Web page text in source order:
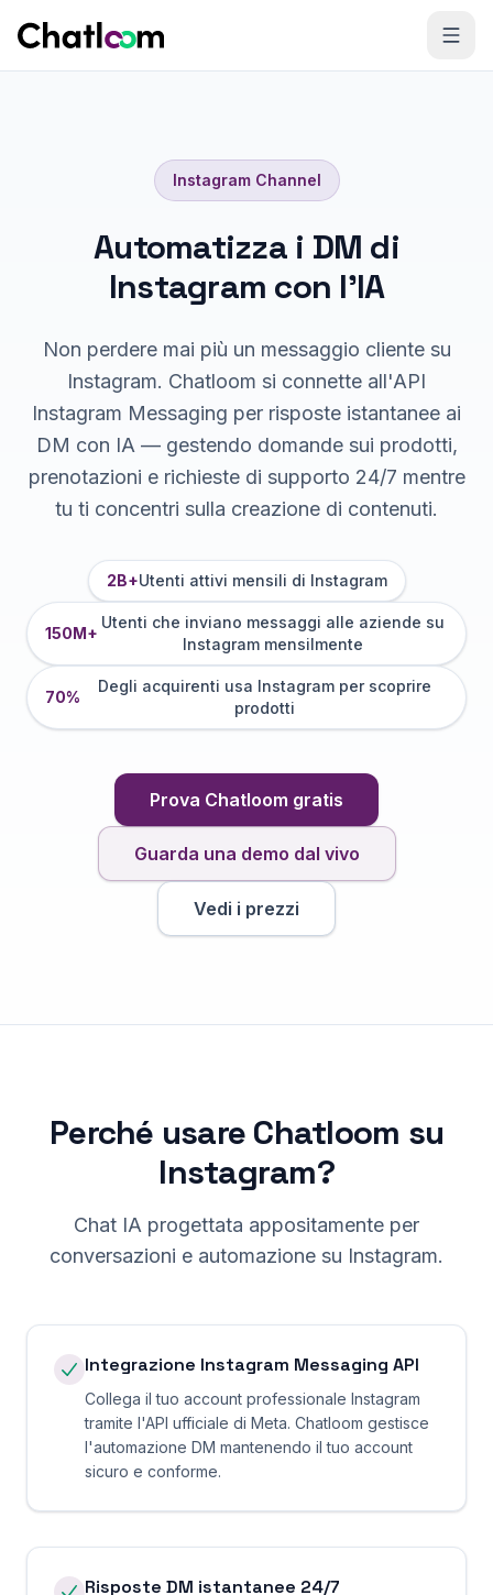
InstagramChannel
Automatizza i DM di
Instagram con l'IA
Non perdere mai più un messaggio cliente su
Instagram. Chatloom si connette all'API
Instagram Messaging per risposte istantanee ai
DM con IA — gestendo domande sui prodotti,
prenotazioni e richieste di supporto 24/7 mentre
tu ti concentri sulla creazione di contenuti.
2B+Utenti attivi mensili di Instagram
150M+
Utenti che inviano messaggi alle aziende su
Instagram mensilmente
70%
Degli acquirenti usa Instagram per scoprire
prodotti
Prova Chatloom gratis
Guarda una demo dal vivo
Vedi i prezzi
Perché usare Chatloom su
Instagram?
Chat IA progettata appositamente per
conversazioni e automazione su Instagram.
Integrazione Instagram Messaging API
Collega il tuo account professionale Instagram
tramite l'API ufficiale di Meta. Chatloom gestisce
l'automazione DM mantenendo il tuo account
sicuro e conforme.
Risposte DM istantanee 24/7